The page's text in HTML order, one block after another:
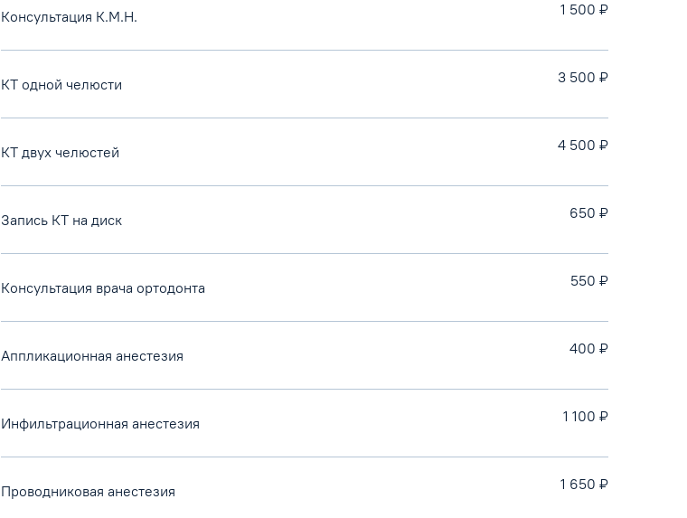
Консультация К.М.Н. 1 500 ₽
КТ одной челюсти 3 500 ₽
КТ двух челюстей 4 500 ₽
Запись КТ на диск 650 ₽
Консультация врача ортодонта 550 ₽
Аппликационная анестезия 400 ₽
Инфильтрационная анестезия 1 100 ₽
Проводниковая анестезия 1 650 ₽